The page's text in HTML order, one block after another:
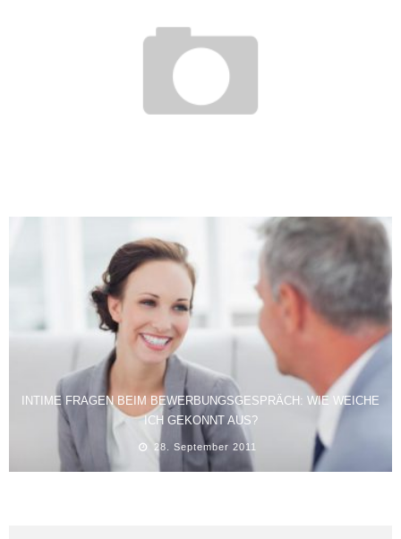
INTIME FRAGEN BEIM BEWERBUNGSGESPRÄCH: WIE WEICHE
ICH GEKONNT AUS?
28. September 2011